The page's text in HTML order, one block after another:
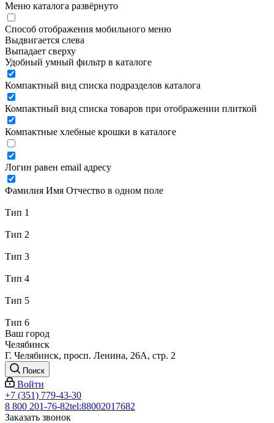
Меню каталога развёрнуто
Способ отображения мобильного меню
Выдвигается слева
Выпадает сверху
Удобный умный фильтр в каталоге
Компактный вид списка подразделов каталога
Компактный вид списка товаров при отображении плиткой
Компактные хлебные крошки в каталоге
Логин равен email адресу
Фамилия Имя Отчество в одном поле
Тип 1
Тип 2
Тип 3
Тип 4
Тип 5
Тип 6
Ваш город
Челябинск
Г. Челябинск, просп. Ленина, 26А, стр. 2
Поиск
Войти
+7 (351) 779-43-30
8 800 201-76-82tel:88002017682
Заказать звонок